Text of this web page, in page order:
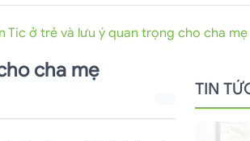
Tic ở trẻ và lưu ý quan trọng cho cha mẹ
cha mẹ
TIN